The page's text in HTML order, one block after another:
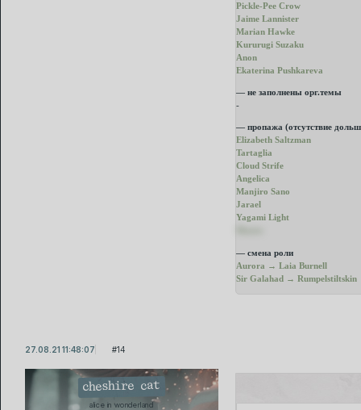
Pickle-Pee Crow
Jaime Lannister
Marian Hawke
Kururugi Suzaku
Anon
Ekaterina Pushkareva
— не заполнены орг.темы
-
— пропажа (отсутствие
Elizabeth Saltzman
Tartaglia
Cloud Strife
Angelica
Manjiro Sano
Jarael
Yagami Light
— смена роли
Aurora → Laia Burnell
Sir Galahad → Rumpelstiltskin
14
27.08.21 11:48:07
cheshire cat
alice in wonderland